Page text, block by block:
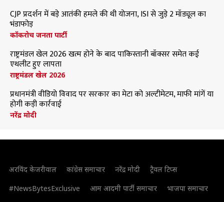
CJP प्रदर्शन में बड़े आतंकी हमले की थी योजना, ISI से जुड़े 2 मॉड्यूल का
भंडाफोड़
कॉकरोच जनता पार्टी
राष्ट्रमंडल खेल 2026 खत्म होने के बाद पाकिस्तानी बॉक्सर समेत कई
एथलीट हुए लापता
राष्ट्रमंडल खेल 2026
प्रधानमंत्री वीडियो विवाद पर सरकार का मेटा को अल्टीमेटम, माफी मांगें या
होगी कड़ी कार्रवाई
नरेंद्र मोदी
अरविंद केजरीवाल कांग्रेस समाचार नरेंद्र मोदी
ट्रैवल टिप्स
#NewsBytesExclusive
आम आदमी पार्टी समाचार
भाजपा समाचार